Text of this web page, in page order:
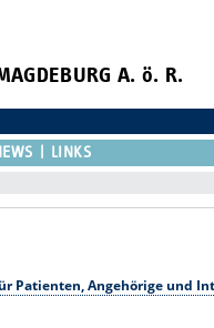
A. ö. R.
LINKS
Patienten, Angehörige und